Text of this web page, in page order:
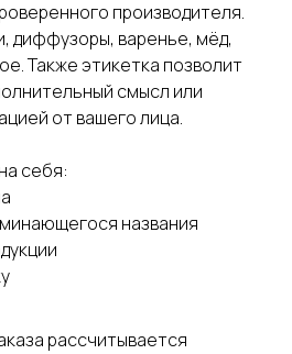
производителя.
диффузоры, варенье, мёд,
Также этикетка позволит
смысл или
от вашего лица.
себя:
названия
рассчитывается